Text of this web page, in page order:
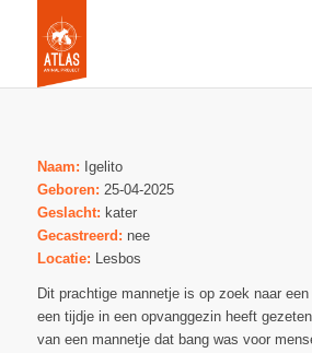
Naam: Igelito
Geboren: 25-04-2025
Geslacht: kater
Gecastreerd: nee
Locatie: Lesbos
Dit prachtige mannetje is op zoek naar
een tijdje in een opvanggezin heeft
van een mannetje dat bang was voor